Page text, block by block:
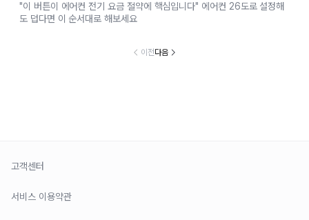
"이 버튼이 에어컨 전기 요금 절약에 핵심입니다" 에어컨 26도로 설정해
도 덥다면 이 순서대로 해보세요
이전다음
고객센터
서비스 이용약관